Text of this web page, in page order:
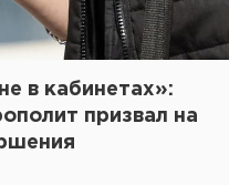
в кабинетах»:
призвал на